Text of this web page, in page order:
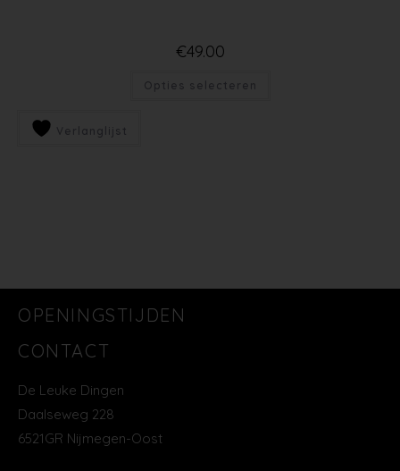
€49.00
Opties selecteren
Verlanglijst
OPENINGSTIJDEN
CONTACT
De Leuke Dingen
Daalseweg 228
6521GR Nijmegen-Oost